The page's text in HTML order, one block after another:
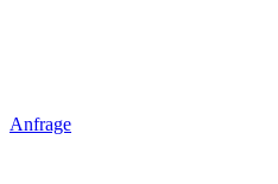
Anfrage